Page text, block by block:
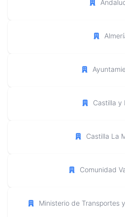
Castilla y
Castilla La
Comunidad
Ministerio de Transportes